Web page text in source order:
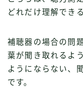
どれだけ理解でき
補聴器の場合の問
葉が聞き取れるよ
ようにならない、
です。